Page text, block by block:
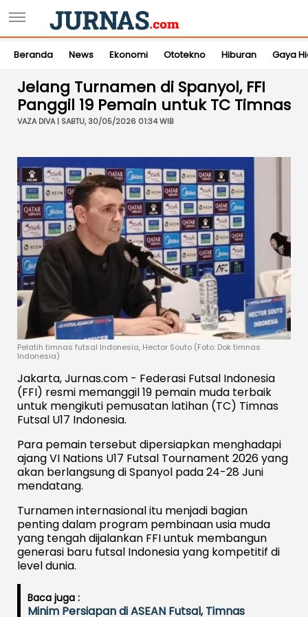
Beranda News Ekonomi Ototekno Hiburan Gaya
Jelang Turnamen di Spanyol, FFI
Panggil 19 Pemain untuk TC Timnas
VAZA DIVA | SABTU, 30/05/2026 01:34 WIB
Pelatih timnas futsal Indonesia, Hector Souto (Foto: Dok timnas
Indonesia)
Jakarta, Jurnas.com - Federasi Futsal Indonesia
(FFI) resmi memanggil 19 pemain muda terbaik
untuk mengikuti pemusatan latihan (TC) Timnas
Futsal U17 Indonesia.
Para pemain tersebut dipersiapkan menghadapi
ajang VI Nations U17 Futsal Tournament 2026 yang
akan berlangsung di Spanyol pada 24-28 Juni
mendatang.
Turnamen internasional itu menjadi bagian
penting dalam program pembinaan usia muda
yang tengah dijalankan FFI untuk membangun
generasi baru futsal Indonesia yang kompetitif di
level dunia.
Baca juga :
Minim Persiapan di ASEAN Futsal, Timnas